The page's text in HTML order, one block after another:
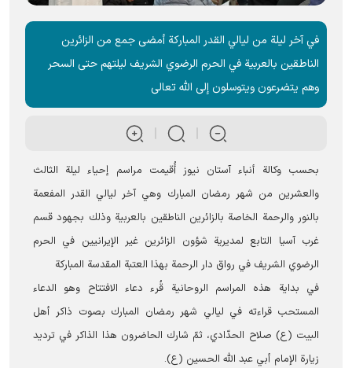
في آخر ليلة من ليالي القدر المباركة أمضى جمع من الزائرين
الناطقين بالعربية في الحرم الرضوي الشريف ليلتهم حتى السحر
وهم يتضرعون ویتوسلون إلى الله تعالى
بحسب وکالة أنباء آستان نيوز أُقيمت مراسم إحياء ليلة الثالث
والعشرين من شهر رمضان المبارك وهي آخر ليالي القدر المفعمة
بالنور والرحمة الخاصة بالزائرين الناطقين بالعربية وذلك بجهود قسم
غرب آسيا التابع لمدیریة شؤون الزائرين غير الإيرانيين في الحرم
الرضوي الشريف في رواق دار الرحمة بهذا العتبة المقدسة المباركة
في بدایة هذه المراسم الروحانية قُرء دعاء الافتتاح وهو الدعاء
المستحب قراءته في ليالي شهر رمضان المبارك بصوت ذاكر أهل
البيت (ع) صلاح الحدّادي، ثمّ شارك الحاضرون هذا الذاكر في ترديد
زيارة الإمام أبي عبد الله الحسين (ع).